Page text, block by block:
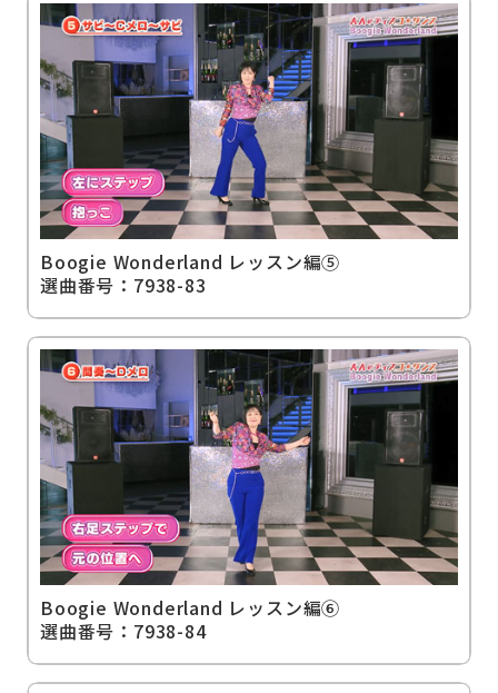
Boogie Wonderland レッスン編⑤
選曲番号：7938-83
Boogie Wonderland レッスン編⑥
選曲番号：7938-84